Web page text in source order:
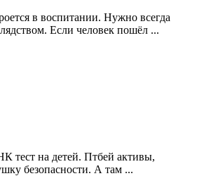
в воспитании. Нужно всегда
Если человек пошёл ...
тест на детей. Птбей активы,
безопасности. А там ...